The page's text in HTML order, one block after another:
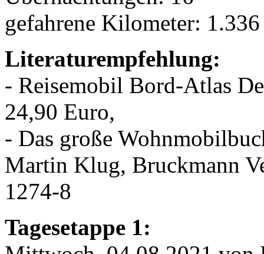
gefahrene Kilometer:
Literaturempfehlung:
- Reisemobil Bord-Atlas
24,90 Euro,
- Das große
Martin Klug, Bruckmann
1274-8
Tagesetappe 1: